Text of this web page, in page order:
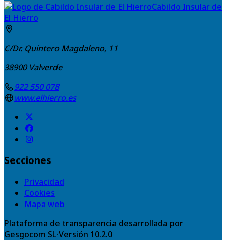
Cabildo Insular de
El Hierro
C/Dr. Quintero Magdaleno, 11
38900 Valverde
922 550 078
www.elhierro.es
Secciones
Privacidad
Cookies
Mapa web
Plataforma de transparencia desarrollada por
Gesgocom SL·Versión 10.2.0